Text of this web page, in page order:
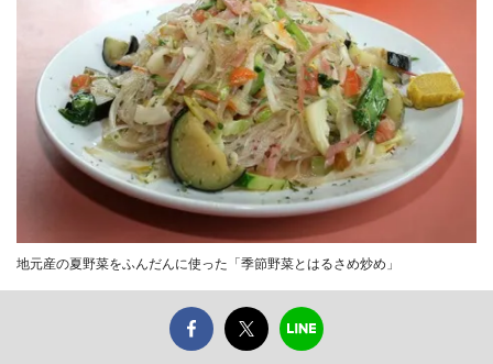
地元産の夏野菜をふんだんに使った「季節野菜とはるさめ炒め」